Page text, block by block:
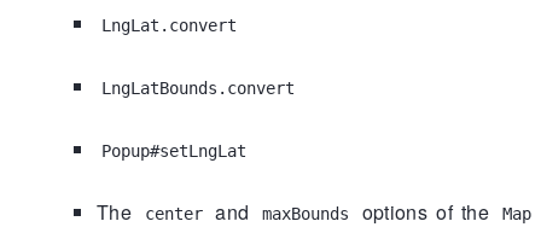
LngLat.convert
LngLatBounds.convert
Popup#setLngLat
The center and maxBounds options of the Map